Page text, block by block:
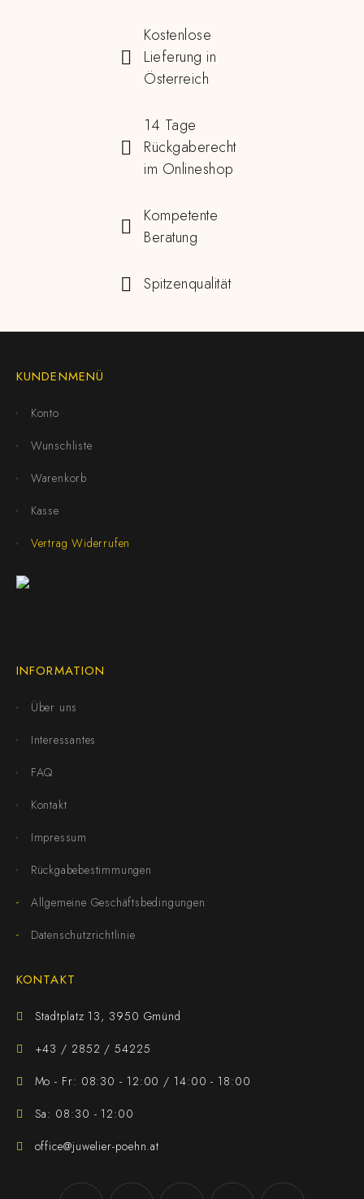
Kostenlose
Lieferung in
Österreich
14 Tage
Rückgaberecht
im Onlineshop
Kompetente
Beratung
Spitzenqualität
KUNDENMENÜ
Konto
Wunschliste
Warenkorb
Kasse
Vertrag Widerrufen
INFORMATION
Über uns
Interessantes
FAQ
Kontakt
Impressum
Rückgabebestimmungen
Allgemeine Geschäftsbedingungen
Datenschutzrichtlinie
KONTAKT
Stadtplatz 13, 3950 Gmünd
+43 / 2852 / 54225
Mo - Fr: 08:30 - 12:00 / 14:00 - 18:00
Sa: 08:30 - 12:00
office@juwelier-poehn.at